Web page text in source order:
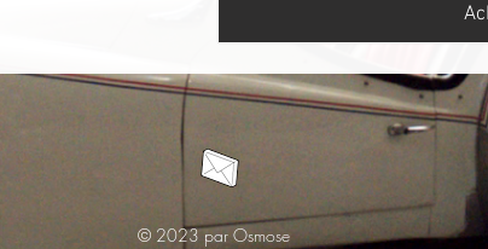
© 2023 par Osmose